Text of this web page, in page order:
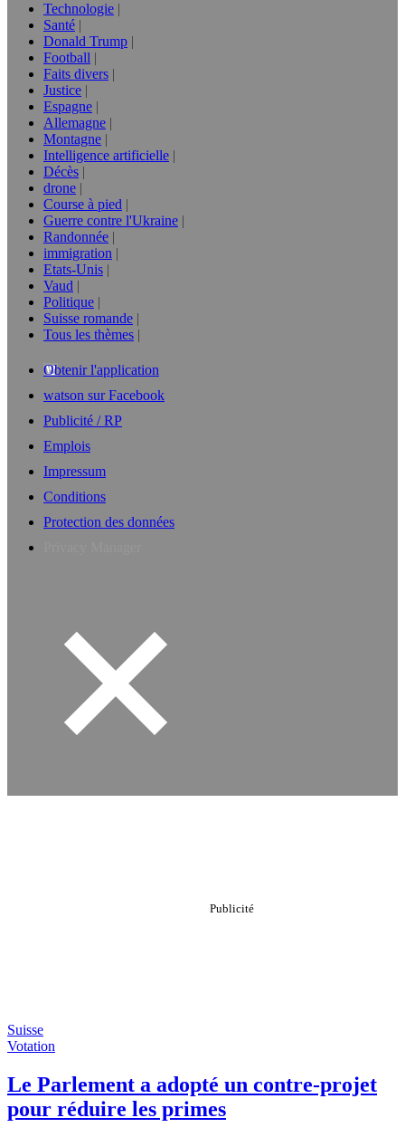
Technologie
Santé
Donald Trump
Football
Faits divers
Justice
Espagne
Allemagne
Montagne
Intelligence artificielle
Décès
drone
Course à pied
Guerre contre l'Ukraine
Randonnée
immigration
Etats-Unis
Vaud
Politique
Suisse romande
Tous les thèmes
Obtenir l'application
watson sur Facebook
Publicité / RP
Emplois
Impressum
Conditions
Protection des données
Suisse
Votation
Le Parlement a adopté un contre-projet
pour réduire les primes